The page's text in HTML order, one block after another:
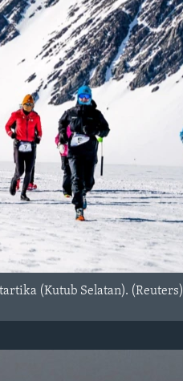
(Kutub Selatan). (Reuters)